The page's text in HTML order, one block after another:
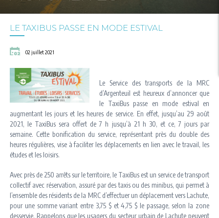
LE TAXIBUS PASSE EN MODE ESTIVAL
02 juillet 2021
Le Service des transports de la MRC
d’Argenteuil est heureux d’annoncer que
le TaxiBus passe en mode estival en
augmentant les jours et les heures de service. En effet, jusqu’au 29 août
2021, le TaxiBus sera offert de 7 h jusqu’à 21 h 30, et ce, 7 jours par
semaine. Cette bonification du service, représentant près du double des
heures régulières, vise à faciliter les déplacements en lien avec le travail, les
études et les loisirs.
Avec près de 250 arrêts sur le territoire, le TaxiBus est un service de transport
collectif avec réservation, assuré par des taxis ou des minibus, qui permet à
l’ensemble des résidents de la MRC d’effectuer un déplacement vers Lachute,
pour une somme variant entre 3,75 $ et 4,75 $ le passage, selon la zone
desservie. Rappelons que les usagers du secteur urbain de Lachute peuvent